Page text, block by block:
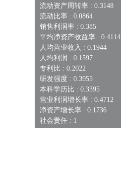
流动资产周转率 : 0.3148
流动比率 : 0.0864
销售利润率 : 0.385
平均净资产收益率 : 0.4114
人均营业收入 : 0.1944
人均利润 : 0.1597
专利比 : 0.2022
研发强度 : 0.3955
本科学历比 : 0.3395
营业利润增长率 : 0.4712
净资产增长率 : 0.1736
社会责任 : 1